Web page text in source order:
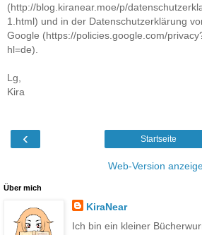
(http://blog.kiranear.moe/p/
1.html) und in der Datenschutzerklärung
Google (https://policies.google.com/
hl=de).
Lg,
Kira
‹ Startseite
Web-Version
Über mich
KiraNear
Ich bin ein kleiner